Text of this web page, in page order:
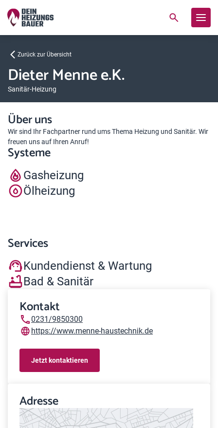
Zurück zur Übersicht
Dieter Menne e.K.
Sanitär-Heizung
Über uns
Wir sind Ihr Fachpartner rund ums Thema Heizung und Sanitär. Wir
freuen uns auf Ihren Anruf!
Systeme
Gasheizung
Ölheizung
Services
Kundendienst & Wartung
Bad & Sanitär
Kontakt
0231/9850300
https://www.menne-haustechnik.de
Jetzt kontaktieren
Adresse